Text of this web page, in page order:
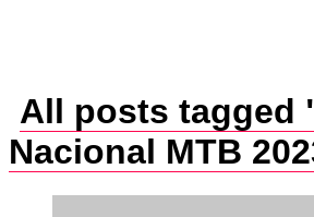
All posts tagged
Nacional MTB